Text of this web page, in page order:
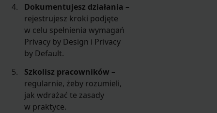
Dokumentujesz działania –
rejestrujesz kroki podjęte
w celu spełnienia wymagań
Privacy by Design i Privacy
by Default.
Szkolisz pracowników –
regularnie, żeby rozumieli,
jak wdrażać te zasady
w praktyce.